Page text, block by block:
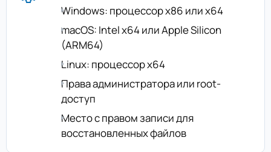
Windows: процессор x86 или x64
macOS: Intel x64 или Apple Silicon
(ARM64)
Linux: процессор x64
Права администратора или root-
доступ
Место с правом записи для
восстановленных файлов